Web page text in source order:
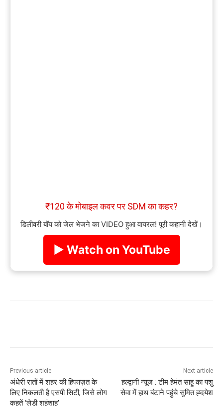
₹120 के मोबाइल कवर पर SDM का कहर?
डिलीवरी बॉय को जेल भेजने का VIDEO हुआ वायरल! पूरी कहानी देखें।
▶ Watch on YouTube
Previous article
अंधेरी रातों में शहर की हिफाज़त के
लिए निकलती है एसपी सिटी, जिसे लोग
कहतें ‘लेडी शहंशाह’
Next article
हल्द्वानी न्यूज : टीम हेमंत साहू का पशु
सेवा में हाथ बंटाने पहुंचे सुमित ह्दयेश